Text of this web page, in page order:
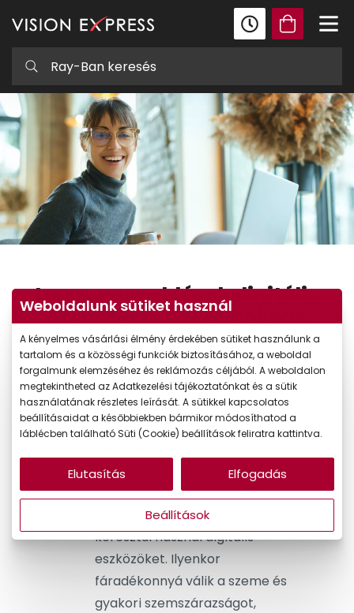
Lencsemegoldások digitális
eszközöket használóknak
Sokat dolgozik laptopon vagy mobilon?
Szabadidejét rendszeresen tölti képernyő előtt?
Van megoldásunk,amivel kímélheti szemét!
kialakítása révén tehermentesíti
és pihenteti szemét. Különösen
ajánlott, ha rendszeresen órákon
keresztül használ digitális
eszközöket. Ilyenkor
fáradékonnyá válik a szeme és
gyakori szemszárazságot,
Weboldalunk sütiket használ
A kényelmes vásárlási élmény érdekében sütiket használunk a
tartalom és a közösségi funkciók biztosításához, a weboldal
forgalmunk elemzéséhez és reklámozás céljából. A weboldalon
megtekintheted az Adatkezelési tájékoztatónkat és a sütik
használatának részletes leírását. A sütikkel kapcsolatos
beállításaidat a későbbiekben bármikor módosíthatod a
láblécben található Süti (Cookie) beállítások feliratra kattintva.
Beállítások
Elutasítás Elfogadás